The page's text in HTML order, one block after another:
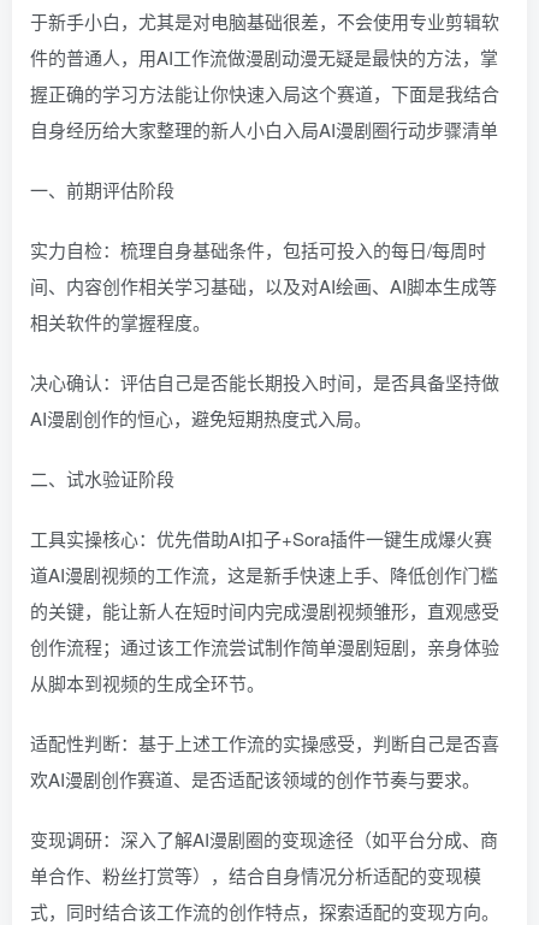
于新手小白，尤其是对电脑基础很差，不会使用专业剪辑软
件的普通人，用AI工作流做漫剧动漫无疑是最快的方法，掌
握正确的学习方法能让你快速入局这个赛道，下面是我结合
自身经历给大家整理的新人小白入局AI漫剧圈行动步骤清单
一、前期评估阶段
实力自检：梳理自身基础条件，包括可投入的每日/每周时
间、内容创作相关学习基础，以及对AI绘画、AI脚本生成等
相关软件的掌握程度。
决心确认：评估自己是否能长期投入时间，是否具备坚持做
AI漫剧创作的恒心，避免短期热度式入局。
二、试水验证阶段
工具实操核心：优先借助AI扣子+Sora插件一键生成爆火赛
道AI漫剧视频的工作流，这是新手快速上手、降低创作门槛
的关键，能让新人在短时间内完成漫剧视频雏形，直观感受
创作流程；通过该工作流尝试制作简单漫剧短剧，亲身体验
从脚本到视频的生成全环节。
适配性判断：基于上述工作流的实操感受，判断自己是否喜
欢AI漫剧创作赛道、是否适配该领域的创作节奏与要求。
变现调研：深入了解AI漫剧圈的变现途径（如平台分成、商
单合作、粉丝打赏等），结合自身情况分析适配的变现模
式，同时结合该工作流的创作特点，探索适配的变现方向。